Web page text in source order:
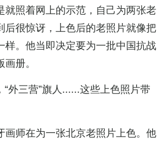
就照着网上的示范，自己为两张老
后很惊讶，上色后的老照片就像把
样。他当即决定要为一批中国抗战
册。
画师在为一张北京老照片上色。他